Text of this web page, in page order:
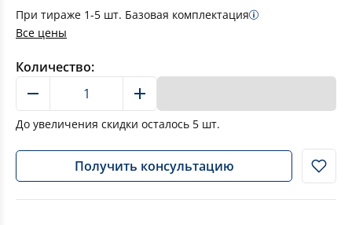
При тираже 1-5 шт. Базовая комплектация
Все цены
Количество:
До увеличения скидки осталось 5 шт.
Получить консультацию